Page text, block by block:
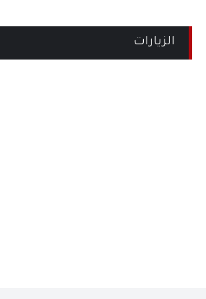
الزيارات